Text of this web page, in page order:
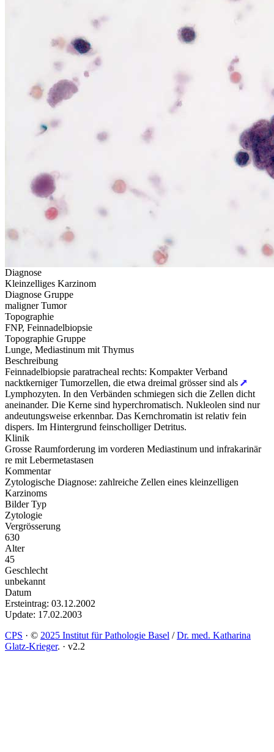
Diagnose
Kleinzelliges Karzinom
Diagnose Gruppe
maligner Tumor
Topographie
FNP, Feinnadelbiopsie
Topographie Gruppe
Lunge, Mediastinum mit Thymus
Beschreibung
Feinnadelbiopsie paratracheal rechts: Kompakter Verband
nacktkerniger Tumorzellen, die etwa dreimal grösser sind als
Lymphozyten. In den Verbänden schmiegen sich die Zellen dicht
aneinander. Die Kerne sind hyperchromatisch. Nukleolen sind nur
andeutungsweise erkennbar. Das Kernchromatin ist relativ fein
dispers. Im Hintergrund feinscholliger Detritus.
Klinik
Grosse Raumforderung im vorderen Mediastinum und infrakarinär
re mit Lebermetastasen
Kommentar
Zytologische Diagnose: zahlreiche Zellen eines kleinzelligen
Karzinoms
Bilder Typ
Zytologie
Vergrösserung
630
Alter
45
Geschlecht
unbekannt
Datum
Ersteintrag: 03.12.2002
Update: 17.02.2003
CPS · © 2025 Institut für Pathologie Basel /Dr. med. Katharina
Glatz-Krieger. · v2.2